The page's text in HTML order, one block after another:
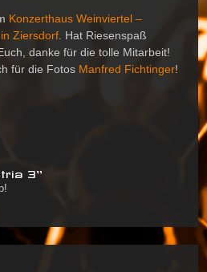
Konzerthaus Weinviertel –
Ziersdorf . Hat Riesenspaß
danke für die tolle Mitarbeit!
für die Fotos Manfred Fichtinger!
3"